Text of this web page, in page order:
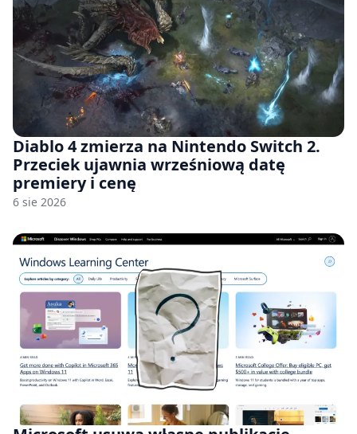
Diablo 4 zmierza na Nintendo Switch 2.
Przeciek ujawnia wrześniową datę
premiery i cenę
6 sie 2026